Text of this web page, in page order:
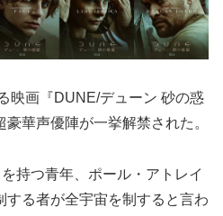
映画『DUNE/デューン 砂の惑
華声優陣が一挙解禁された。
持つ青年、ポール・アトレイ
する者が全宇宙を制すると言わ